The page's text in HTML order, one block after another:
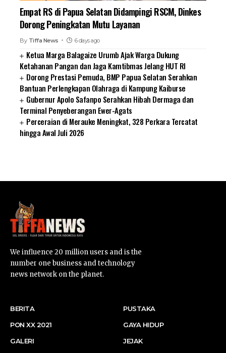
Empat RS di Papua Selatan Didampingi RSCM, Dinkes
Dorong Peningkatan Mutu Layanan
By Tiffa News 6 days ago
Ketua Marga Balagaize Urumb Ajak Warga Dukung
Ketahanan Pangan dan Jaga Kamtibmas Jelang HUT RI
Dorong Prestasi Pemuda, BMP Papua Selatan Serahkan
Bantuan Perlengkapan Olahraga di Kampung Kaiburse
Gubernur Apolo Safanpo Serahkan Hibah Dermaga dan
Terminal Penyeberangan Ewer-Agats
Perceraian di Merauke Meningkat, 328 Perkara Tercatat
hingga Awal Juli 2026
We influence 20 million users and is the
number one business and technology
news network on the planet.
BERITA
PON XX 2021
GALERI
PUSTAKA
GAYA HIDUP
JEJAK